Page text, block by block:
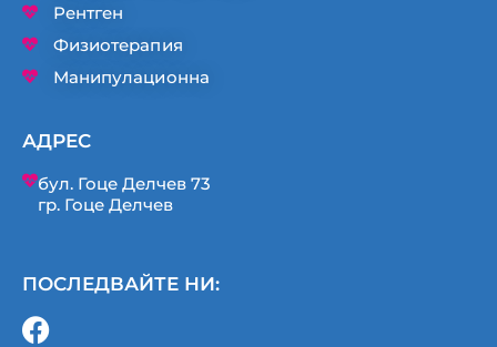
Рентген
Физиотерапия
Манипулационна
АДРЕС
бул. Гоце Делчев 73
гр. Гоце Делчев
ПОСЛЕДВАЙТЕ НИ: